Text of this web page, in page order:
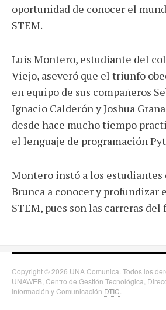
oportunidad de conocer el
STEM.
Luis Montero, estudiante del
Viejo, aseveró que el triunfo
en equipo de sus compañeros
Ignacio Calderón y Joshua
desde hace mucho tiempo
el lenguaje de programación
Montero instó a los estudiantes
Brunca a conocer y profundizar
STEM, pues son las carreras del
Copyright © 2026 UNA Comunica. Todos los
UNAWEB, Centro de Gestión Tecnológica,
Información y Comunicación DTIC